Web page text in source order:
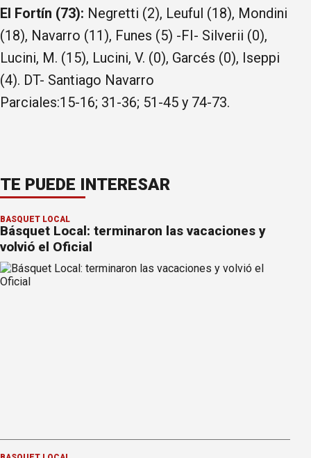
El Fortín (73): Negretti (2), Leuful (18), Mondini
(18), Navarro (11), Funes (5) -FI- Silverii (0),
Lucini, M. (15), Lucini, V. (0), Garcés (0), Iseppi
(4). DT- Santiago Navarro
Parciales:15-16; 31-36; 51-45 y 74-73.
TE PUEDE INTERESAR
BÁSQUET LOCAL
Básquet Local: terminaron las vacaciones y
volvió el Oficial